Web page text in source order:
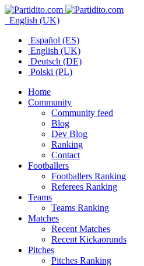
English (UK)
Español (ES)
English (UK)
Deutsch (DE)
Polski (PL)
Home
Community
Community feed
Blog
Dev Blog
Ranking
Contact
Footballers
Footballers Ranking
Referees Ranking
Teams
Teams Ranking
Matches
Recent Matches
Recent Kickaorunds
Pitches
Pitches Ranking